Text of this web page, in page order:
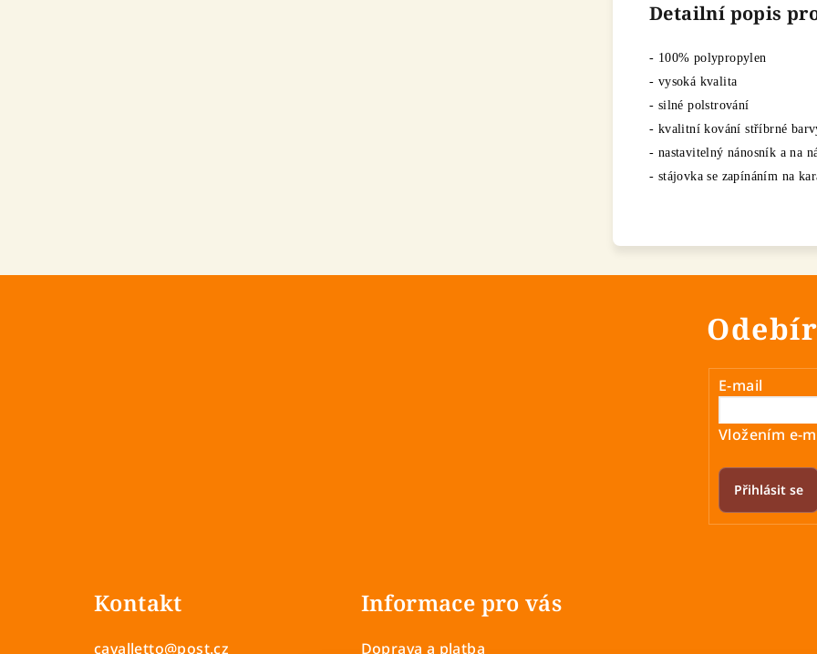
Detailní popis
- 100% polypropylen
- vysoká kvalita
- silné polstrování
- kvalitní kování stříbrné
- nastavitelný nánosník a na
- stájovka se zapínáním na
E-mail
Vložením e-
Přihlásit se
Kontakt
cavalletto@post.cz
Informace pro vás
Doprava a platba